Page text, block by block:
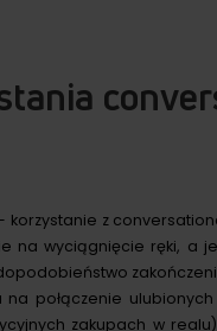
korzystanie z
na wyciągnięcie ręki, a
połączenie
zakupach w